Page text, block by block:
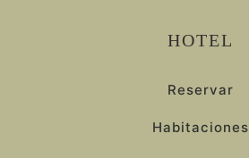
HOTEL
Reservar
Habitaciones